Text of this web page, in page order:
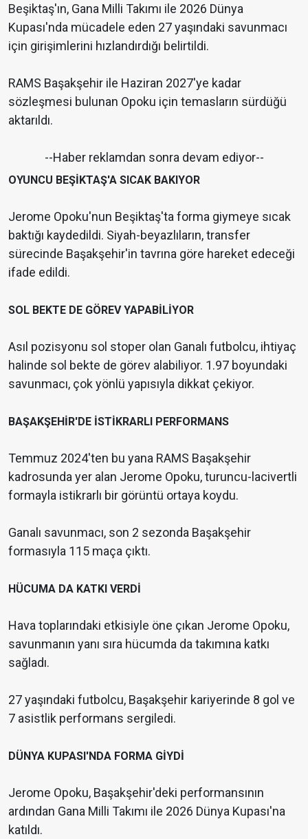
Beşiktaş'ın, Gana Milli Takımı ile 2026 Dünya
Kupası'nda mücadele eden 27 yaşındaki savunmacı
için girişimlerini hızlandırdığı belirtildi.
RAMS Başakşehir ile Haziran 2027'ye kadar
sözleşmesi bulunan Opoku için temasların sürdüğü
aktarıldı.
--Haber reklamdan sonra devam ediyor--
OYUNCU BEŞİKTAŞ'A SICAK BAKIYOR
Jerome Opoku'nun Beşiktaş'ta forma giymeye sıcak
baktığı kaydedildi. Siyah-beyazlıların, transfer
sürecinde Başakşehir'in tavrına göre hareket edeceği
ifade edildi.
SOL BEKTE DE GÖREV YAPABİLİYOR
Asıl pozisyonu sol stoper olan Ganalı futbolcu, ihtiyaç
halinde sol bekte de görev alabiliyor. 1.97 boyundaki
savunmacı, çok yönlü yapısıyla dikkat çekiyor.
BAŞAKŞEHİR'DE İSTİKRARLI PERFORMANS
Temmuz 2024'ten bu yana RAMS Başakşehir
kadrosunda yer alan Jerome Opoku, turuncu-lacivertli
formayla istikrarlı bir görüntü ortaya koydu.
Ganalı savunmacı, son 2 sezonda Başakşehir
formasıyla 115 maça çıktı.
HÜCUMA DA KATKI VERDİ
Hava toplarındaki etkisiyle öne çıkan Jerome Opoku,
savunmanın yanı sıra hücumda da takımına katkı
sağladı.
27 yaşındaki futbolcu, Başakşehir kariyerinde 8 gol ve
7 asistlik performans sergiledi.
DÜNYA KUPASI'NDA FORMA GİYDİ
Jerome Opoku, Başakşehir'deki performansının
ardından Gana Milli Takımı ile 2026 Dünya Kupası'na
katıldı.